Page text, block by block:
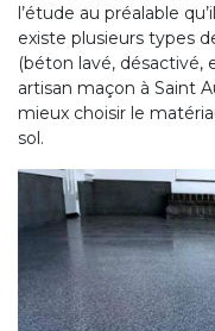
l’étude au préalable
existe plusieurs types
(béton lavé, désactivé,
artisan maçon à Saint
mieux choisir le
sol.